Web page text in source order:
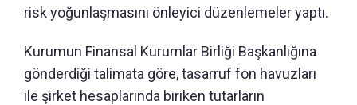
risk yoğunlaşmasını önleyici düzenlemeler yaptı.
Kurumun Finansal Kurumlar Birliği Başkanlığına
gönderdiği talimata göre, tasarruf fon havuzları
ile şirket hesaplarında biriken tutarların